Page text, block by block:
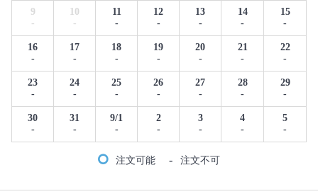
9
-
10
-
11
-
12
-
13
-
14
-
15
-
16
-
17
-
18
-
19
-
20
-
21
-
22
-
23
-
24
-
25
-
26
-
27
-
28
-
29
-
30
-
31
-
9/1
-
2
-
3
-
4
-
5
-
注文可能 - 注文不可